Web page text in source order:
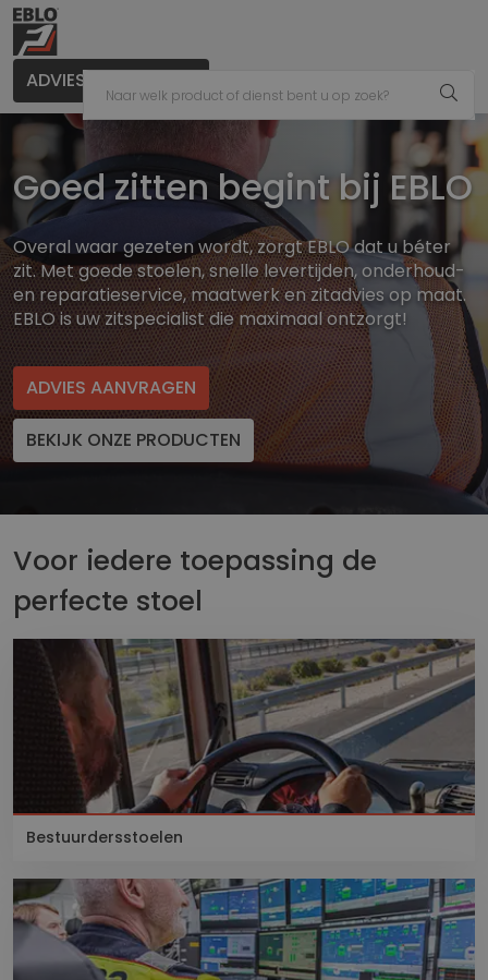
ADVIES AANVRAGEN
Goed zitten begint bij EBLO
Overal waar gezeten wordt, zorgt EBLO dat u béter
zit. Met goede stoelen, snelle levertijden, onderhoud-
en reparatieservice, maatwerk en zitadvies op maat.
EBLO is uw zitspecialist die maximaal ontzorgt!
ADVIES AANVRAGEN
BEKIJK ONZE PRODUCTEN
Voor iedere toepassing de
perfecte stoel
Bestuurdersstoelen